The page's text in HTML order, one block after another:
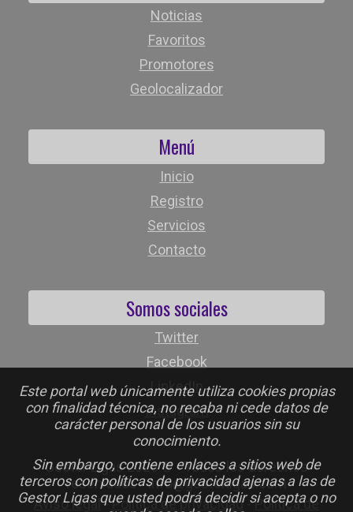
Este portal web únicamente utiliza cookies propias
con finalidad técnica, no recaba ni cede datos de
carácter personal de los usuarios sin su
conocimiento.
Sin embargo, contiene enlaces a sitios web de
terceros con políticas de privacidad ajenas a las de
Gestor Ligas que usted podrá decidir si acepta o no
Noticias
Favoritos
Promotores
Geolocalizador
Menú
Inicio
Registro
Servicios
Contacto
Somos sociales
Twitter
Facebook
LinkedIn
Instagram
Gestor Ligas 2026 © - Todos los derechos
reservados - info@gestorligas.com
Aviso legal-Política de privacidad-Política de